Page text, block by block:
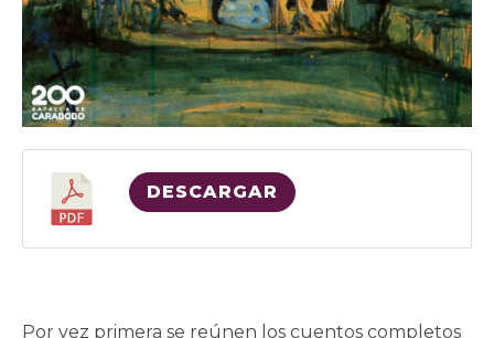
DESCARGAR
Por vez primera se reúnen los cuentos completos